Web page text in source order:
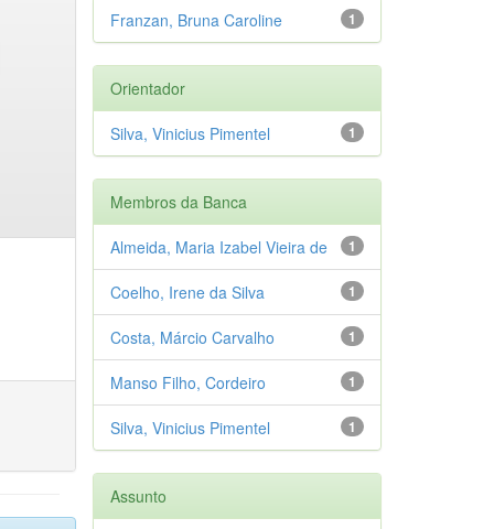
1
Franzan, Bruna Caroline
Orientador
1
Silva, Vinicius Pimentel
Membros da Banca
1
Almeida, Maria Izabel Vieira de
1
Coelho, Irene da Silva
1
Costa, Márcio Carvalho
1
Manso Filho, Cordeiro
1
Silva, Vinicius Pimentel
Assunto